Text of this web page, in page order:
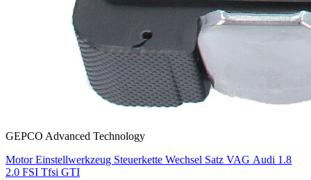
GEPCO Advanced Technology
Motor Einstellwerkzeug Steuerkette Wechsel Satz VAG Audi 1.8
2.0 FSI Tfsi GTI